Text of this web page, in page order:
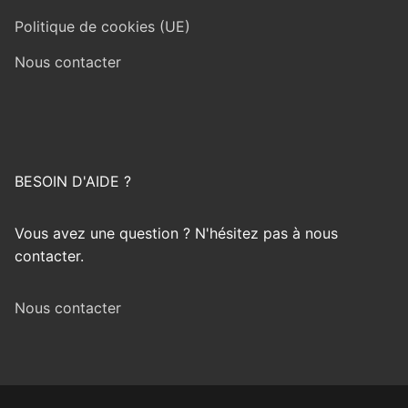
Politique de cookies (UE)
Nous contacter
BESOIN D'AIDE ?
Vous avez une question ? N'hésitez pas à nous
contacter.
Nous contacter